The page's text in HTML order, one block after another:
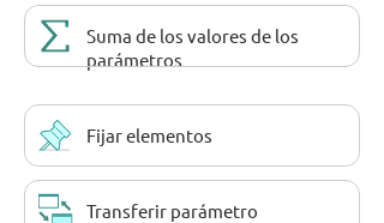
Suma de los valores de los
parámetros
Fijar elementos
Transferir parámetro